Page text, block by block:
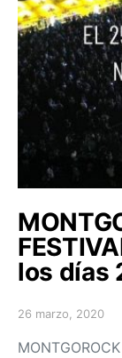
los días
Posted on
26 marzo, 2020